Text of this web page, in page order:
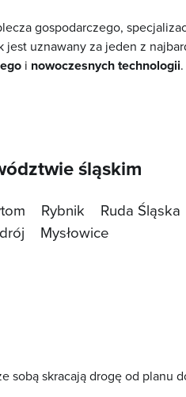
gospodarczego,
jest uznawany za jeden z
i nowoczesnych technologii.
śląskim
Rybnik Ruda Śląska
Mysłowice
skracają drogę od planu